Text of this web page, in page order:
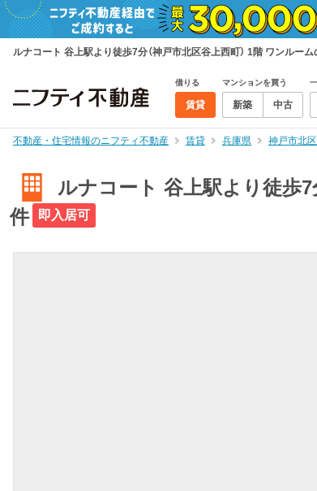
ルナコート 谷上駅より徒歩7分（神戸市北区谷上西町） 1階 ワンルー
借りる
賃貸
マンションを買う
新築 中古
不動産・住宅情報のニフティ不動産 賃貸 兵庫県 神戸市北区
ルナコート 谷上駅より徒歩7
件
即入居可